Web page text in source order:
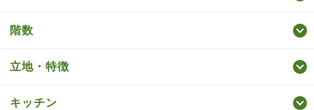
階数
立地・特徴
キッチン